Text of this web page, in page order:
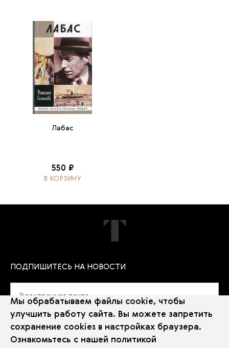
Лабас
550 ₽
В КОРЗИНУ
ПОДПИШИТЕСЬ НА НОВОСТИ
Политика использования Cookie
Использование рекомендательных технологий
Мы обрабатываем файлы cookie, чтобы
улучшить работу сайта. Вы можете запретить
сохранение cookies в настройках браузера.
Ознакомьтесь с нашей политикой